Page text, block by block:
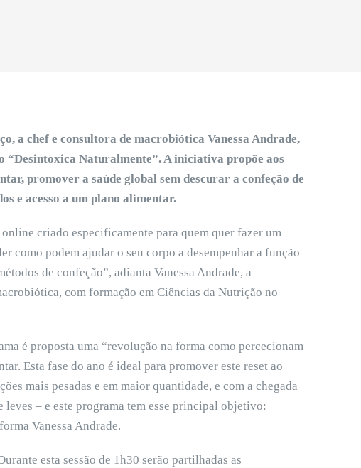
a chef e consultora de macrobiótica Vanessa Andrade,
Naturalmente”. A iniciativa propõe aos
promover a saúde global sem descurar a confeção de
e acesso a um plano alimentar.
criado especificamente para quem quer fazer um
como podem ajudar o seu corpo a desempenhar a função
de confeção”, adianta Vanessa Andrade, a
com formação em Ciências da Nutrição no
é proposta uma “revolução na forma como percecionam
Esta fase do ano é ideal para promover este reset ao
mais pesadas e em maior quantidade, e com a chegada
– e este programa tem esse principal objetivo:
Vanessa Andrade.
esta sessão de 1h30 serão partilhadas as